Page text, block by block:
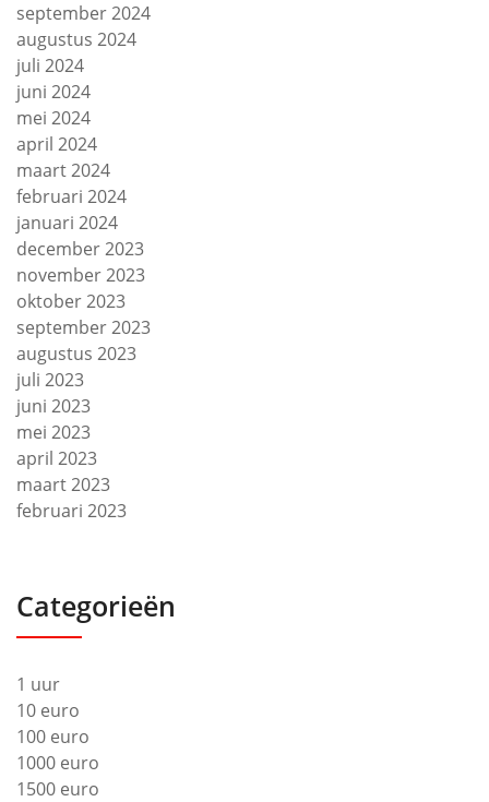
september 2024
augustus 2024
juli 2024
juni 2024
mei 2024
april 2024
maart 2024
februari 2024
januari 2024
december 2023
november 2023
oktober 2023
september 2023
augustus 2023
juli 2023
juni 2023
mei 2023
april 2023
maart 2023
februari 2023
Categorieën
1 uur
10 euro
100 euro
1000 euro
1500 euro